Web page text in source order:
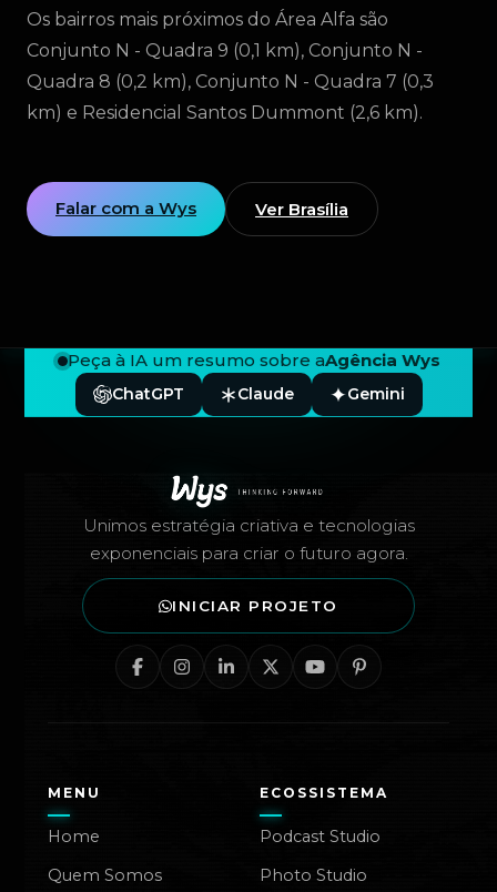
Os bairros mais próximos do Área Alfa são
Conjunto N - Quadra 9 (0,1 km), Conjunto N -
Quadra 8 (0,2 km), Conjunto N - Quadra 7 (0,3
km) e Residencial Santos Dummont (2,6 km).
Falar com a Wys Ver Brasília
Peça à IA um resumo sobre aAgência Wys
ChatGPT Claude Gemini
Unimos estratégia criativa e tecnologias
exponenciais para criar o futuro agora.
INICIAR PROJETO
MENU
Home
Quem Somos
ECOSSISTEMA
Podcast Studio
Photo Studio